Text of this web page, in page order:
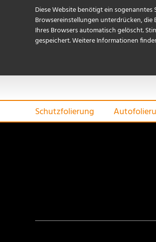
Schutzfolierung
Diese Website benötigt ein
Browsereinstellungen unterdrücken, die
Ihres Browsers automatisch gelöscht.
gespeichert. Weitere Informationen